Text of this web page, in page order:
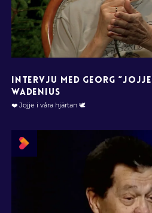
INTERVJU MED GEORG
WADENIUS
❤️ Jojje i våra hjärtan 🕊️